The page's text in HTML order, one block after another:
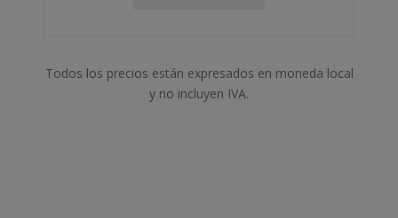
Todos los precios están expresados en moneda local
y no incluyen IVA.